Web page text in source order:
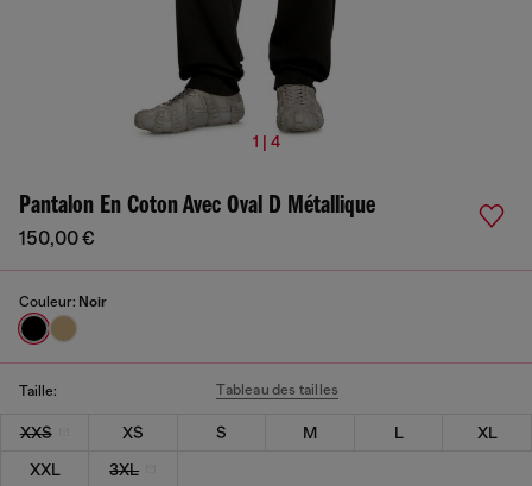
1 | 4
Pantalon En Coton Avec Oval D Métallique
150,00 €
Couleur: Noir
Taille: Tableau des tailles
XXS XS S M L
XL
XXL
3XL